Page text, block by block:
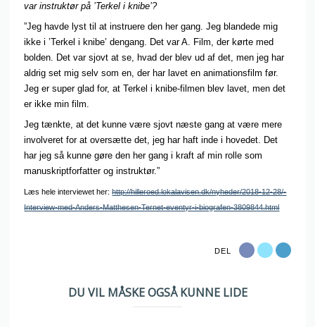
var instruktør på ’Terkel i knibe’?
”Jeg havde lyst til at instruere den her gang. Jeg blandede mig
ikke i ’Terkel i knibe’ dengang. Det var A. Film, der kørte med
bolden. Det var sjovt at se, hvad der blev ud af det, men jeg har
aldrig set mig selv som en, der har lavet en animationsfilm før.
Jeg er super glad for, at Terkel i knibe-filmen blev lavet, men det
er ikke min film.
Jeg tænkte, at det kunne være sjovt næste gang at være mere
involveret for at oversætte det, jeg har haft inde i hovedet. Det
har jeg så kunne gøre den her gang i kraft af min rolle som
manuskriptforfatter og instruktør.”
Læs hele interviewet her:http://hilleroed.lokalavisen.dk/nyheder/2018-12-28/-
Interview-med-Anders-Matthesen-Ternet-eventyr-i-biografen-3809844.html
DEL
DU VIL MÅSKE OGSÅ KUNNE LIDE